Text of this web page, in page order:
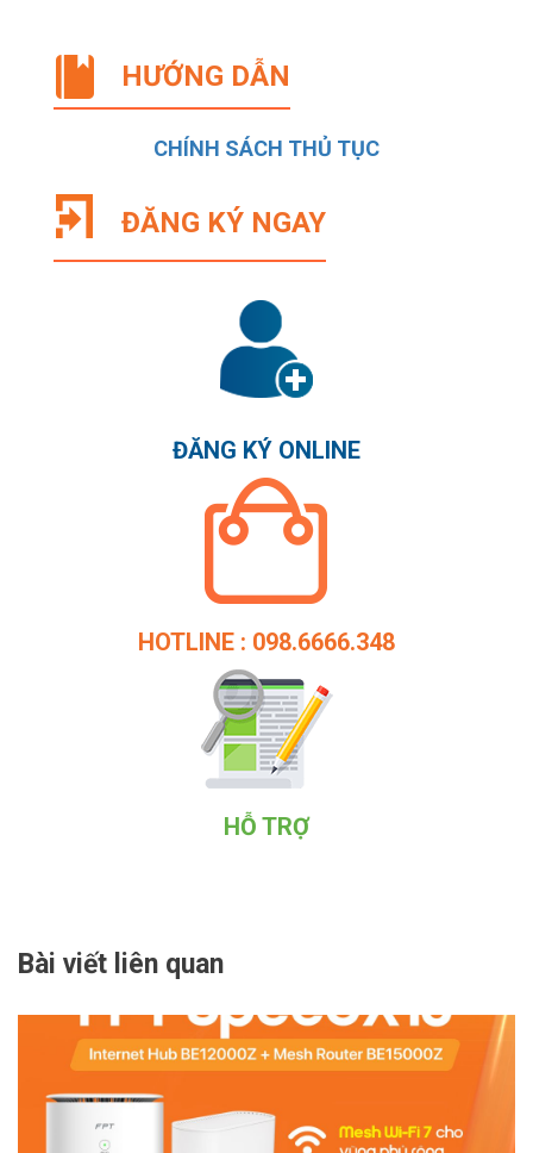
HƯỚNG DẪN
CHÍNH SÁCH THỦ TỤC
ĐĂNG KÝ NGAY
ĐĂNG KÝ ONLINE
HOTLINE : 098.6666.348
HỖ TRỢ
Bài viết liên quan